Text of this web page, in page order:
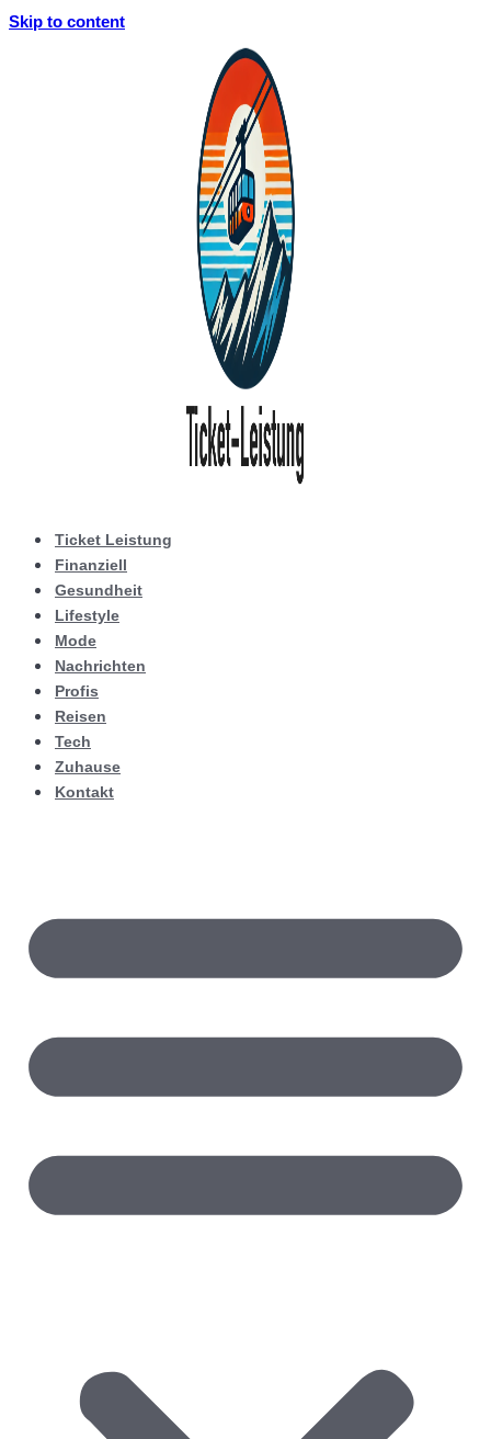
Skip to content
Ticket Leistung
Finanziell
Gesundheit
Lifestyle
Mode
Nachrichten
Profis
Reisen
Tech
Zuhause
Kontakt